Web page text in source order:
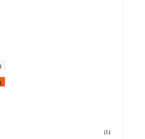
)
)
(1 )